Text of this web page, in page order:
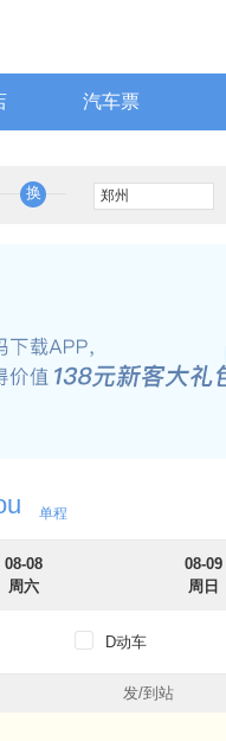
汽车票
换
单程
08-08
周六
08-09
周日
D动车
6点-12点
发/到站